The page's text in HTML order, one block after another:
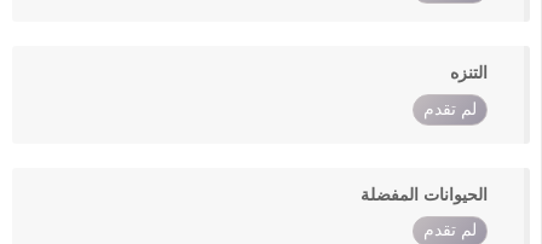
التنزه
لم تقدم
الحيوانات المفضلة
لم تقدم